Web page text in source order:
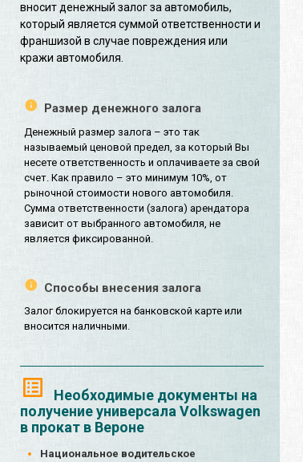
вносит денежный залог за автомобиль,
который является суммой ответственности и
франшизой в случае повреждения или
кражи автомобиля.
Размер денежного залога
Денежный размер залога – это так
называемый ценовой предел, за который Вы
несете ответственность и оплачиваете за свой
счет. Как правило – это минимум 10%, от
рыночной стоимости нового автомобиля.
Сумма ответственности (залога) арендатора
зависит от выбранного автомобиля, не
является фиксированной.
Способы внесения залога
Залог блокируется на банковской карте или
вносится наличными.
Необходимые документы на
получение универсала Volkswagen
в прокат в Вероне
Национальное водительское